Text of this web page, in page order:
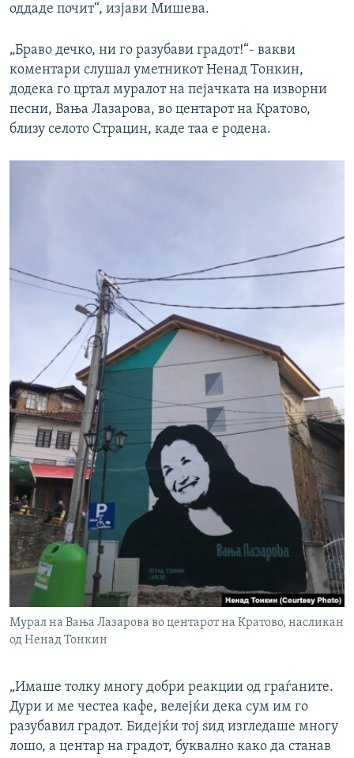
оддаде почит“, изјави Мишева.
„Браво дечко, ни го разубави градот!“- вакви
коментари слушал уметникот Ненад Тонкин,
додека го цртал муралот на пејачката на изворни
песни, Вања Лазарова, во центарот на Кратово,
близу селото Страцин, каде таа е родена.
Мурал на Вања Лазарова во центарот на Кратово, насликан
од Ненад Тонкин
„Имаше толку многу добри реакции од граѓаните.
Дури и ме честеа кафе, велејќи дека сум им го
разубавил градот. Бидејќи тој ѕид изгледаше многу
лошо, а центар на градот, буквално како да станав